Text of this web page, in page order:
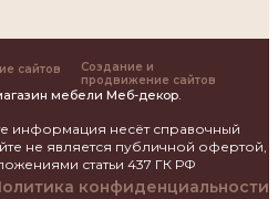
Создание и
продвижение сайтов
мебели Меб-декор.
информация несёт справочный
не является публичной офертой,
статьи 437 ГК РФ
конфиденциальности